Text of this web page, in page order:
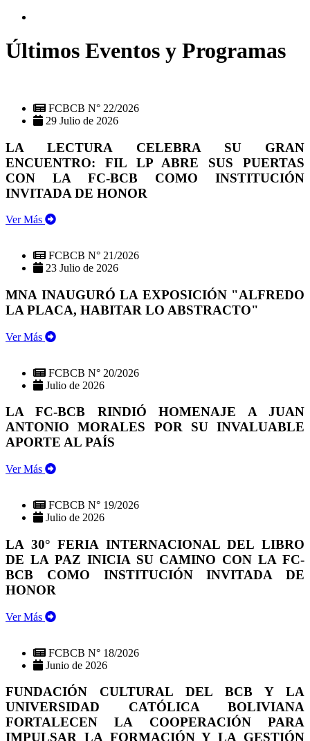
Últimos Eventos y Programas
FCBCB N° 22/2026
29 Julio de 2026
LA LECTURA CELEBRA SU GRAN
ENCUENTRO: FIL LP ABRE SUS PUERTAS
CON LA FC-BCB COMO INSTITUCIÓN
INVITADA DE HONOR
Ver Más
FCBCB N° 21/2026
23 Julio de 2026
MNA INAUGURÓ LA EXPOSICIÓN "ALFREDO
LA PLACA, HABITAR LO ABSTRACTO"
Ver Más
FCBCB N° 20/2026
Julio de 2026
LA FC-BCB RINDIÓ HOMENAJE A JUAN
ANTONIO MORALES POR SU INVALUABLE
APORTE AL PAÍS
Ver Más
FCBCB N° 19/2026
Julio de 2026
LA 30° FERIA INTERNACIONAL DEL LIBRO
DE LA PAZ INICIA SU CAMINO CON LA FC-
BCB COMO INSTITUCIÓN INVITADA DE
HONOR
Ver Más
FCBCB N° 18/2026
Junio de 2026
FUNDACIÓN CULTURAL DEL BCB Y LA
UNIVERSIDAD CATÓLICA BOLIVIANA
FORTALECEN LA COOPERACIÓN PARA
IMPULSAR LA FORMACIÓN Y LA GESTIÓN